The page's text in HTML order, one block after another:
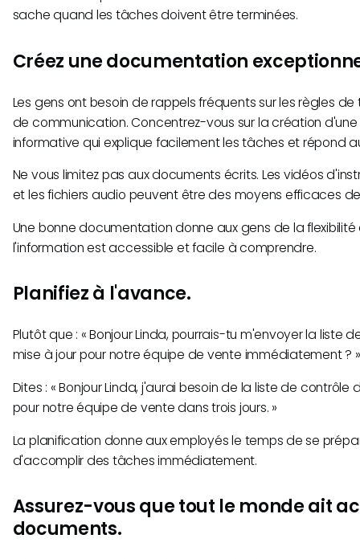
sache quand les tâches doivent être terminées.
Créez une documentation
Les gens ont besoin de rappels fréquents sur les règles
de communication. Concentrez-vous sur la création
informative qui explique facilement les tâches et répond
Ne vous limitez pas aux documents écrits. Les vidéos
et les fichiers audio peuvent être des moyens efficaces
Une bonne documentation donne aux gens de la
l'information est accessible et facile à comprendre.
Planifiez à l'avance.
Plutôt que : « Bonjour Linda, pourrais-tu m'envoyer la liste
mise à jour pour notre équipe de vente immédiatement ? »
Dites : « Bonjour Linda, j'aurai besoin de la liste de
pour notre équipe de vente dans trois jours. »
La planification donne aux employés le temps de se
d'accomplir des tâches immédiatement.
Assurez-vous que tout le monde ait
documents.